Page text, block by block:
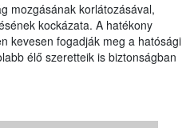
mozgásának korlátozásával,
kockázata. A hatékony
kevesen fogadják meg a hatósági
élő szeretteik is biztonságban